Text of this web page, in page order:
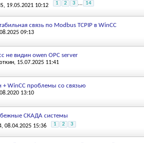
, 19.05.2021 10:12 1 2 3 ... 14
связь по Modbus TCPIP в WinCC
09:13
не видин owen OPC server
, 15.07.2025 11:41
+ WinCC проблемы со связью
13:10
СКАДА системы
, 08.04.2025 15:36 1 2 3